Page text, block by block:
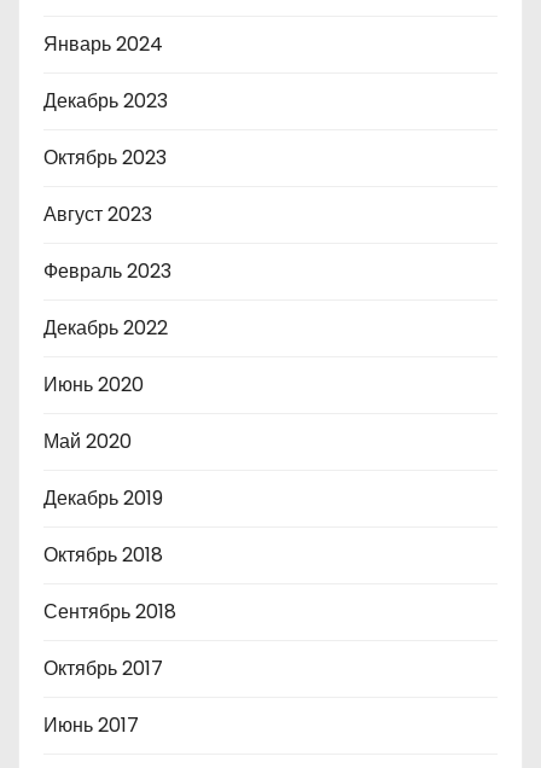
Январь 2024
Декабрь 2023
Октябрь 2023
Август 2023
Февраль 2023
Декабрь 2022
Июнь 2020
Май 2020
Декабрь 2019
Октябрь 2018
Сентябрь 2018
Октябрь 2017
Июнь 2017